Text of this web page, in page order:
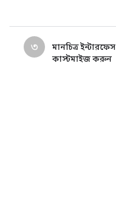
৩
মানচিত্র ইন্টারফেস
কাস্টমাইজ করুন